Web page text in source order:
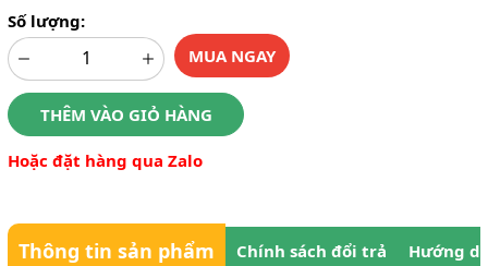
Số lượng:
MUA NGAY
THÊM VÀO GIỎ HÀNG
Hoặc đặt hàng qua Zalo
Thông tin sản phẩm Chính sách đổi trả Hướng